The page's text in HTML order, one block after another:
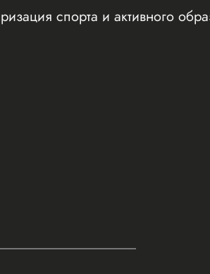
спорта и активного